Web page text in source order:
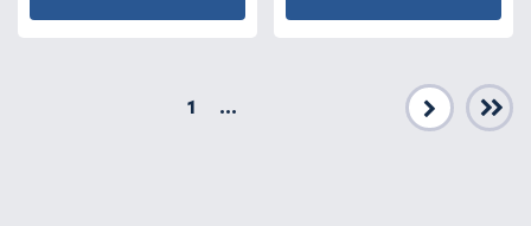
1
...
Következő